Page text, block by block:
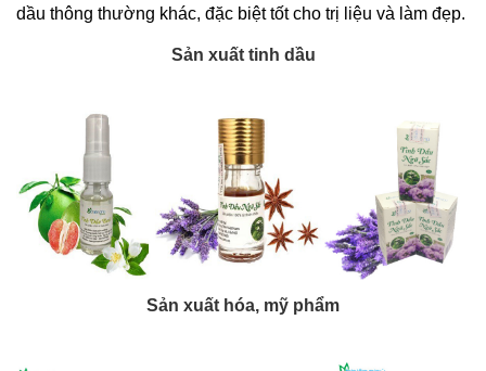
dầu thông thường khác, đặc biệt tốt cho trị liệu và làm đẹp.
Sản xuất tinh dầu
Sản xuất hóa, mỹ phẩm